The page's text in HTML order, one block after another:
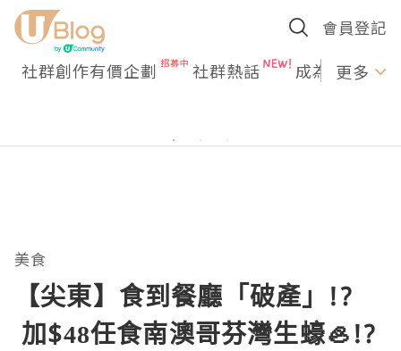
會員登記
社群創作有價企劃 社群熱話 成為U更多
美食
【尖東】食到餐廳「破產」!?
加$48任食南澳哥芬灣生蠔🦪!?